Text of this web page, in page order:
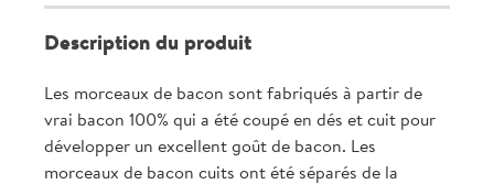
Description du produit
Les morceaux de bacon sont fabriqués à partir de
vrai bacon 100% qui a été coupé en dés et cuit pour
développer un excellent goût de bacon. Les
morceaux de bacon cuits ont été séparés de la